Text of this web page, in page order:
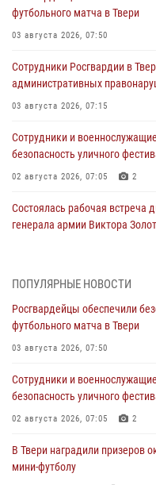
футбольного матча в Твери
03 августа 2026, 07:50
Сотрудники Росгвардии в
административных
03 августа 2026, 07:15
Сотрудники и
безопасность уличного
02 августа 2026, 07:05 2
Состоялась рабочая встреча
генерала армии Виктора
31 июля 2026, 05:42 4
Росгвардейцы в Твери
Дню Крещения Руси
28 июля 2026, 11:30
Сотрудники
пресекли 20 правонарушений
27 июля 2026, 08:29
В Твери наградили призеров
мини-футболу
ПОПУЛЯРНЫЕ НОВОСТИ
Росгвардейцы обеспечили
футбольного матча в Твери
03 августа 2026, 07:50
Сотрудники и
безопасность уличного
02 августа 2026, 07:05 2
В Твери наградили призеров
мини-футболу